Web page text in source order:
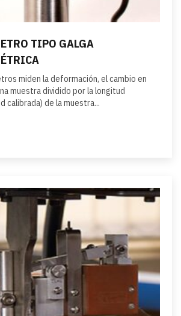
TIPO GALGA
miden la deformación, el cambio en
muestra dividido por la longitud
calibrada) de la muestra...